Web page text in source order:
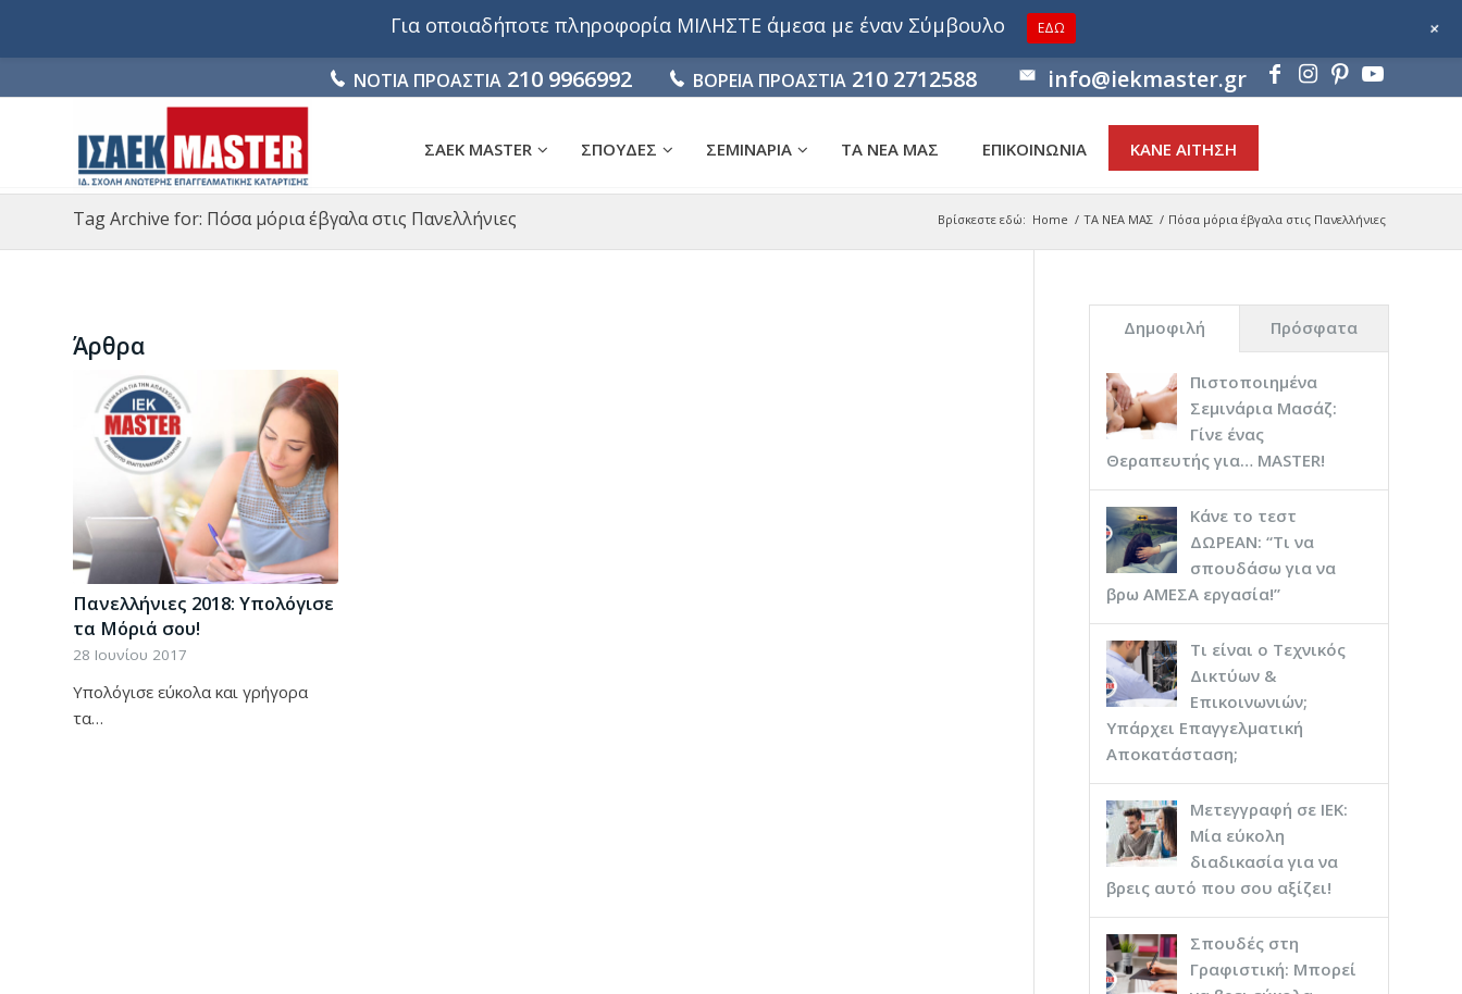
ΝΟΤΙΑ ΠΡΟΑΣΤΙΑ 210 9966992 ΒΟΡΕΙΑ ΠΡΟΑΣΤΙΑ 210 2712588 info@iekmaster.gr
ΣΑΕΚ MASTER ΣΠΟΥΔΕΣ ΣΕΜΙΝΑΡΙΑ ΤΑ ΝΕΑ ΜΑΣ ΕΠΙΚΟΙΝΩΝΙΑ ΚΑΝΕ ΑΙΤΗΣΗ
Tag Archive for: Πόσα μόρια έβγαλα στις Πανελλήνιες Βρίσκεστε εδώ: Home / ΤΑ ΝΕΑ ΜΑΣ / Πόσα μόρια έβγαλα στις Πανελλήνιες
Άρθρα
Πανελλήνιες 2018: Υπολόγισε
τα Μόριά σου!
28 Ιουνίου 2017
Υπολόγισε εύκολα και γρήγορα
τα…
Δημοφιλή Πρόσφατα
Πιστοποιημένα
Σεμινάρια Μασάζ:
Γίνε ένας
Θεραπευτής για… ΜASTER!
Κάνε το τεστ
ΔΩΡΕΑΝ: “Τι να
σπουδάσω για να
βρω ΑΜΕΣΑ εργασία!”
Τι είναι ο Τεχνικός
Δικτύων &
Επικοινωνιών;
Υπάρχει Επαγγελματική
Αποκατάσταση;
Μετεγγραφή σε ΙΕΚ:
Μία εύκολη
διαδικασία για να
βρεις αυτό που σου αξίζει!
Σπουδές στη
Γραφιστική: Μπορεί
Για οποιαδήποτε πληροφορία ΜΙΛΗΣΤΕ άμεσα με έναν Σύμβουλο ΕΔΩ +